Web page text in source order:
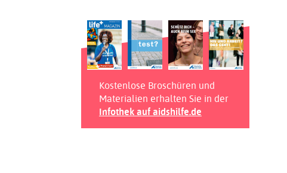
Kostenlose Broschüren und
Materialien erhalten Sie in der
Infothek auf aidshilfe.de